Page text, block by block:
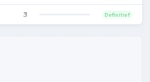
3 Definitief